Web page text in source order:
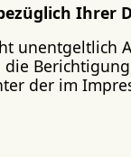
Ihrer
unentgeltlich
der im